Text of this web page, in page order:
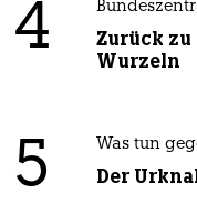
4
Zurück
Wurzeln
5 Was tun
Der